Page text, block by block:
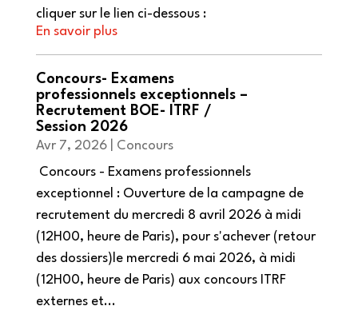
cliquer sur le lien ci-dessous :
Concours- Examens
professionnels exceptionnels –
Recrutement BOE- ITRF /
Session 2026
Avr 7, 2026| Concours
Concours - Examens professionnels
exceptionnel : Ouverture de la campagne de
recrutement du mercredi 8 avril 2026 à midi
(12H00, heure de Paris), pour s'achever (retour
des dossiers)le mercredi 6 mai 2026, à midi
(12H00, heure de Paris) aux concours ITRF
externes et...